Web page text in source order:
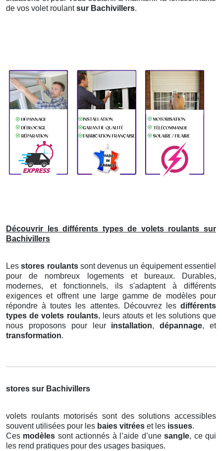
de vos volet roulantsur Bachivillers.
Découvrir les différents types de volets roulants sur
Bachivillers
Lesstores roulantssont devenus un équipement essentiel
pour de nombreux logements et bureaux. Durables,
modernes, et fonctionnels, ils s'adaptent à différents
exigences et offrent une large gamme de modèles pour
répondre à toutes les attentes. Découvrez les différents
types de volets roulants, leurs atouts et les solutions que
nous proposons pour leur installation,dépannage, et
transformation.
stores sur Bachivillers
volets roulants motorisés sont des solutions accessibles
souvent utilisées pour les baies vitrées et les issues.
Ces modèles sont actionnés à l’aide d’unesangle, ce qui
les rend pratiques pour des usages basiques.